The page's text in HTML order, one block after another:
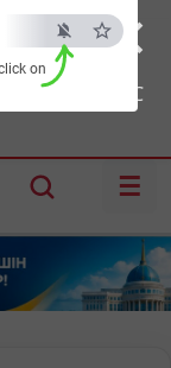
×
ESC
on
Шымкент:30°C
☰